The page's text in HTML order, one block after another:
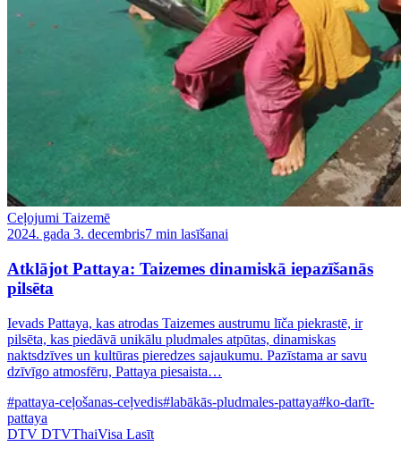
Ceļojumi Taizemē
2024. gada 3. decembris7 min lasīšanai
Atklājot Pattaya: Taizemes dinamiskā iepazīšanās
pilsēta
Ievads Pattaya, kas atrodas Taizemes austrumu līča piekrastē, ir
pilsēta, kas piedāvā unikālu pludmales atpūtas, dinamiskas
naktsdzīves un kultūras pieredzes sajaukumu. Pazīstama ar savu
dzīvīgo atmosfēru, Pattaya piesaista…
#pattaya-ceļošanas-ceļvedis#labākās-pludmales-pattaya#ko-darīt-
pattaya
DTV DTVThaiVisa Lasīt